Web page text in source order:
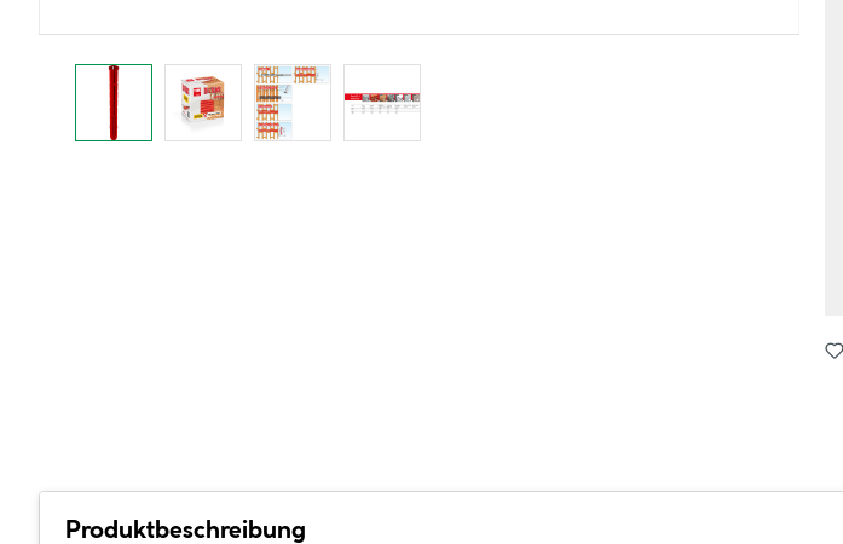
Produktbeschreibung